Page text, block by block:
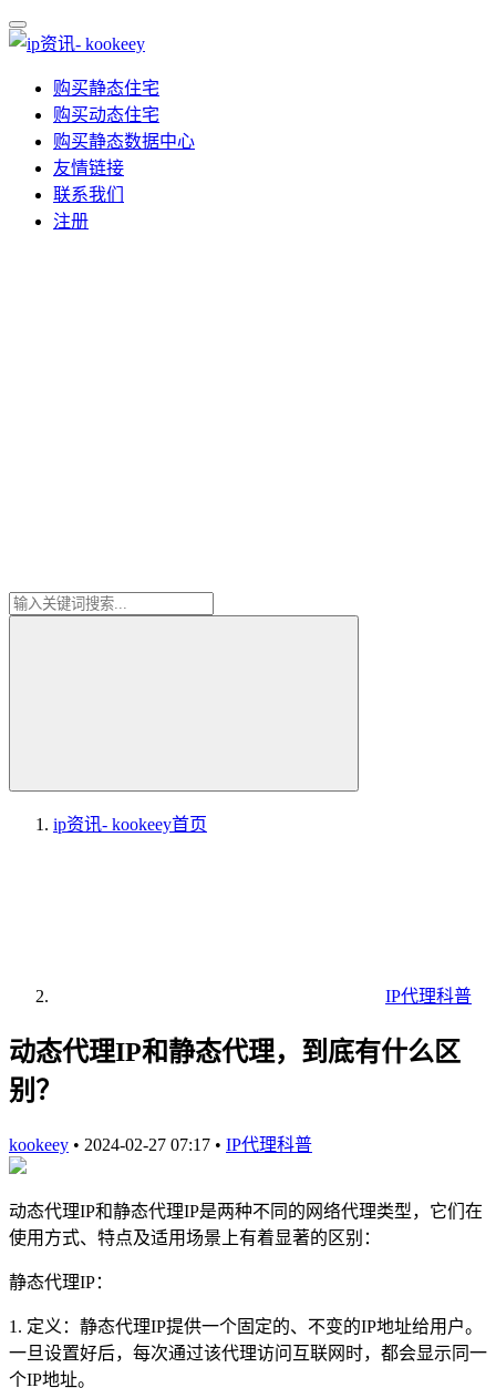
购买静态住宅
购买动态住宅
购买静态数据中心
友情链接
联系我们
注册
ip资讯- kookeey首页
IP代理科普
动态代理IP和静态代理，到底有什么区
别？
kookeey • 2024-02-27 07:17 • IP代理科普
动态代理IP和静态代理IP是两种不同的网络代理类型，它们在
使用方式、特点及适用场景上有着显著的区别：
静态代理IP：
1. 定义：静态代理IP提供一个固定的、不变的IP地址给用户。
一旦设置好后，每次通过该代理访问互联网时，都会显示同一
个IP地址。